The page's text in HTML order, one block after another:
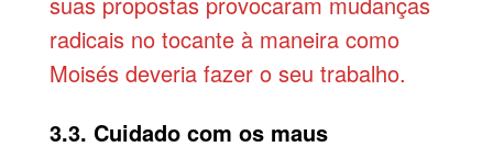
radicais no tocante à maneira como
Moisés deveria fazer o seu trabalho.
3.3. Cuidado com os maus